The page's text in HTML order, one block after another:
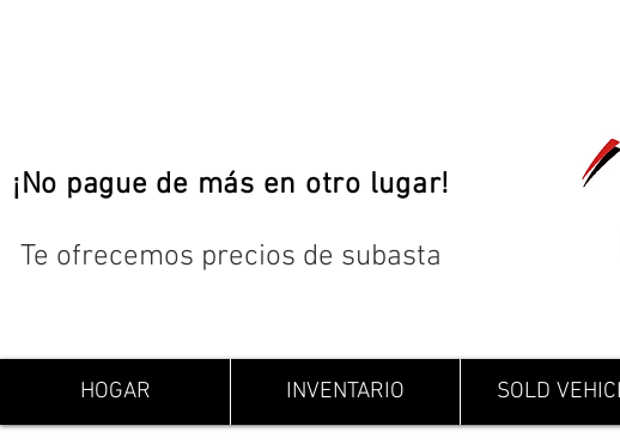
¡No pague de más en otro lugar!
Te ofrecemos precios de subasta
HOGAR INVENTARIO SOLD